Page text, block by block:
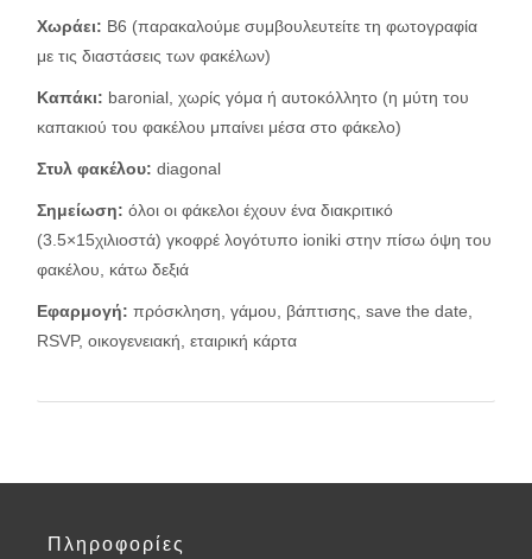
Χωράει: Β6 (παρακαλούμε συμβουλευτείτε τη φωτογραφία
με τις διαστάσεις των φακέλων)
Καπάκι: baronial, χωρίς γόμα ή αυτοκόλλητο (η μύτη του
καπακιού του φακέλου μπαίνει μέσα στο φάκελο)
Στυλ φακέλου: diagonal
Σημείωση: όλοι οι φάκελοι έχουν ένα διακριτικό
(3.5×15χιλιοστά) γκοφρέ λογότυπο ioniki στην πίσω όψη του
φακέλου, κάτω δεξιά
Εφαρμογή: πρόσκληση, γάμου, βάπτισης, save the date,
RSVP, οικογενειακή, εταιρική κάρτα
Πληροφορίες